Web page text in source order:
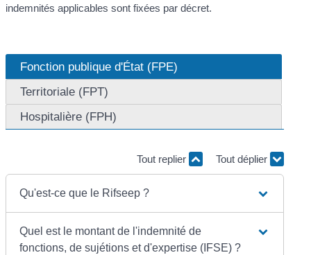
indemnités applicables sont fixées par décret.
Fonction publique d'État (FPE)
Territoriale (FPT)
Hospitalière (FPH)
Tout replier Tout déplier
Qu'est-ce que le Rifseep ?
Quel est le montant de l'indemnité de
fonctions, de sujétions et d'expertise (IFSE) ?